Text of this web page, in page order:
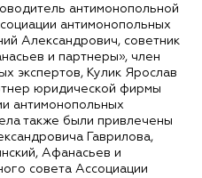
антимонопольной
антимонопольных
Александрович, советник
и партнеры», член
экспертов, Кулик Ярослав
юридической фирмы
антимонопольных
также были привлечены
Гаврилова,
Афанасьев и
совета Ассоциации